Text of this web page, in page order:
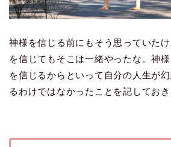
神様を信じる前にもそう思っていた
を信じてもそこは一緒やったな。神
を信じるからといって自分の人生が
るわけではなかったことを記しておき